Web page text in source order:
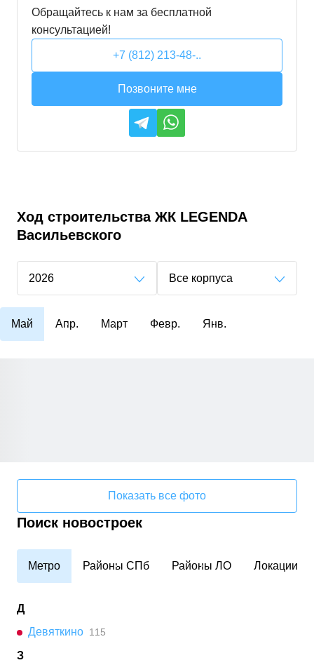
Обращайтесь к нам за бесплатной
консультацией!
+7 (812) 213-48-..
Позвоните мне
Ход строительства ЖК LEGENDA
Васильевского
2026 Все корпуса
Май Апр. Март Февр. Янв.
Показать все фото
Поиск новостроек
Метро Районы СПб Районы ЛО Локации
Д
Девяткино 115
З